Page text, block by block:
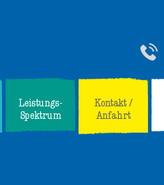
Leistungs-
Spektrum
Kontakt /
Anfahrt